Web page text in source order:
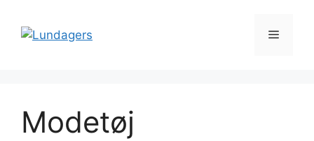
indhold
Menu
Modetøj